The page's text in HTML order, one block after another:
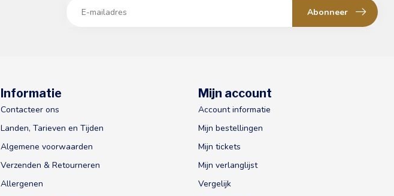
Abonneer
Informatie
Contacteer ons
Landen, Tarieven en Tijden
Algemene voorwaarden
Verzenden & Retourneren
Allergenen
Mijn account
Account informatie
Mijn bestellingen
Mijn tickets
Mijn verlanglijst
Vergelijk